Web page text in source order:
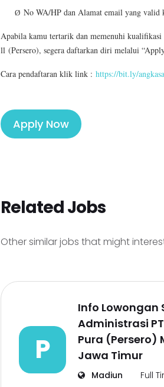
Ø No WA/HP dan Alamat email yang valid
Apabila kamu tertarik dan memenuhi
ll(Persero), segera daftarkan diri melalui
Cara pendaftaran klik link : https://bit.ly/
Apply Now
Related Jobs
Other similar jobs that might
P
Info Lowongan
Administrasi
Pura (Persero)
Jawa Timur
Madiun
Full